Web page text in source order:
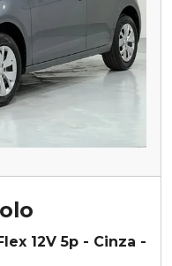
12V 5p - Cinza -